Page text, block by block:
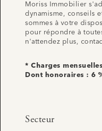
Moriss Immobilier
dynamisme, conseils
sommes à votre
pour répondre à
n'attendez plus,
* Charges
Dont honoraires : 6
Secteur